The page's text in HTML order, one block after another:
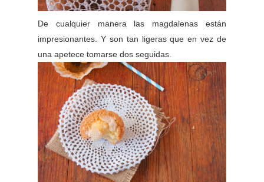
De cualquier manera las magdalenas están
impresionantes. Y son tan ligeras que en vez de
una apetece tomarse dos seguidas.